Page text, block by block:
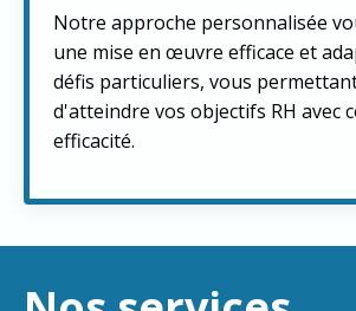
Notre approche personnalisée
une mise en œuvre efficace et
défis particuliers, vous
d'atteindre vos objectifs RH avec
efficacité.